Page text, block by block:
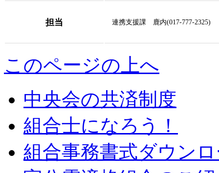
担当 連携支援課 鹿内(017-777-2325)
このページの上へ
中央会の共済制度
組合士になろう！
組合事務書式ダウン